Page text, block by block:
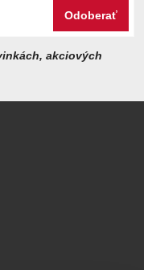
Odoberať
akciových